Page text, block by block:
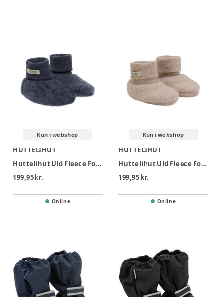
Kun i webshop
HUTTELIHUT
Huttelihut Uld Fleece Footies - Ombre Blue Melange
199,95 kr.
Online
Kun i webshop
HUTTELIHUT
Huttelihut Uld Fleece Footies - Camel melange
199,95 kr.
Online